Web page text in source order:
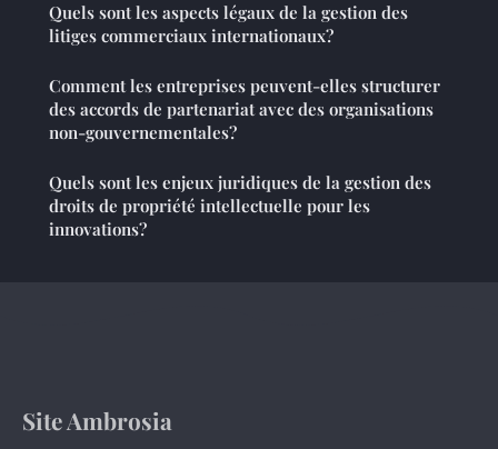
Quels sont les aspects légaux de la gestion des
litiges commerciaux internationaux?
Comment les entreprises peuvent-elles structurer
des accords de partenariat avec des organisations
non-gouvernementales?
Quels sont les enjeux juridiques de la gestion des
droits de propriété intellectuelle pour les
innovations?
Site Ambrosia